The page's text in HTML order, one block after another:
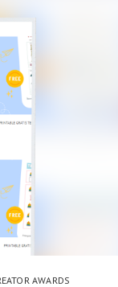
AWARDS